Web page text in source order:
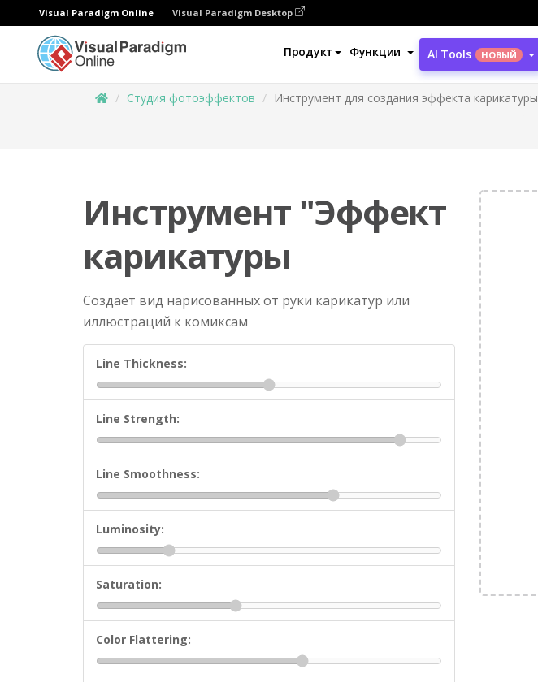
Visual Paradigm Online Visual Paradigm Desktop
Продукт Функции AI Tools НОВЫЙ
Студия фотоэффектов Инструмент для создания эффекта карикатуры
Инструмент "Эффект
карикатуры
Создает вид нарисованных от руки карикатур или
иллюстраций к комиксам
Line Thickness:
Line Strength:
Line Smoothness:
Luminosity:
Saturation:
Color Flattering: